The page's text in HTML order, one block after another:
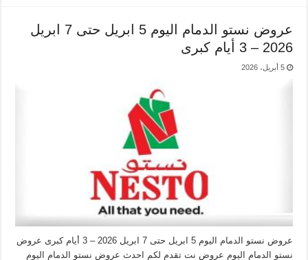
عروض نستو الدمام اليوم 5 ابريل حتى 7 ابريل
2026 – 3 أيام كبرى
5 أبريل، 2026
عروض نستو الدمام اليوم 5 ابريل حتى 7 ابريل 2026 – 3 أيام كبرى عروض
نستو الدمام اليوم عروض نت تقدم لكم احدث عروض نستو الدمام اليوم